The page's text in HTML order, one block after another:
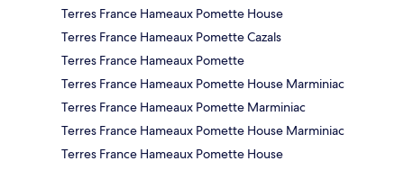
Terres France Hameaux Pomette House
Terres France Hameaux Pomette Cazals
Terres France Hameaux Pomette
Terres France Hameaux Pomette House Marminiac
Terres France Hameaux Pomette Marminiac
Terres France Hameaux Pomette House Marminiac
Terres France Hameaux Pomette House